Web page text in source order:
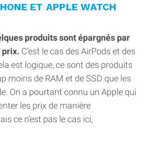
ET APPLE WATCH
produits sont épargnés par
prix. C’est le cas des AirPods et des
est logique, ce sont des produits
moins de RAM et de SSD que les
On a pourtant connu un Apple qui
les prix de manière
ce n’est pas le cas ici,